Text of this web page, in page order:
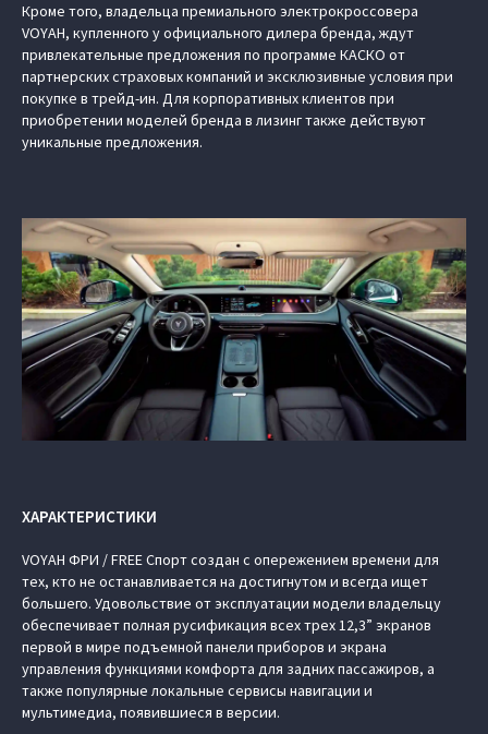
Кроме того, владельца премиального электрокроссовера
VOYAH, купленного у официального дилера бренда, ждут
привлекательные предложения по программе КАСКО от
партнерских страховых компаний и эксклюзивные условия при
покупке в трейд-ин. Для корпоративных клиентов при
приобретении моделей бренда в лизинг также действуют
уникальные предложения.
ХАРАКТЕРИСТИКИ
VOYAH ФРИ / FREE Спорт создан с опережением времени для
тех, кто не останавливается на достигнутом и всегда ищет
большего. Удовольствие от эксплуатации модели владельцу
обеспечивает полная русификация всех трех 12,3” экранов
первой в мире подъемной панели приборов и экрана
управления функциями комфорта для задних пассажиров, а
также популярные локальные сервисы навигации и
мультимедиа, появившиеся в версии.